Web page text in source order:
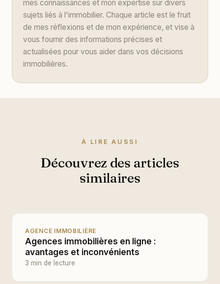
mes connaissances et mon expertise sur divers
sujets liés à l'immobilier. Chaque article est le fruit
de mes réflexions et de mon expérience, et vise à
vous fournir des informations précises et
actualisées pour vous aider dans vos décisions
immobilières.
À LIRE AUSSI
Découvrez des articles
similaires
AGENCE IMMOBILIÈRE
Agences immobilières en ligne :
avantages et inconvénients
3 min de lecture